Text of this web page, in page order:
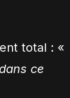
total : «
ce